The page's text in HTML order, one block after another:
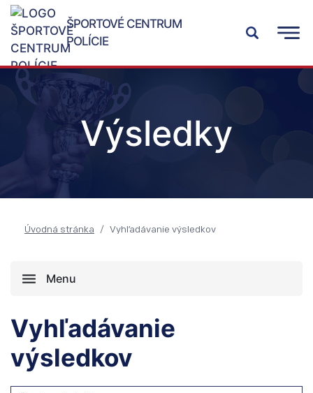
ŠPORTOVÉ CENTRUM
POLÍCIE
Výsledky
Úvodná stránka Vyhľadávanie výsledkov
Menu
Vyhľadávanie
výsledkov